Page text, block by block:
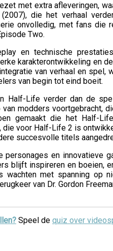
met extra afleveringen,
die het verhaal
onvolledig, met fans die
Two.
en technische
karakterontwikkeling en
van verhaal en spel,
van begin tot eind boeit.
Half-Life verder dan de
modders voortgebracht,
gemaakt die het Half-
die voor Half-Life 2 is
succesvolle titels
personages en innovatieve
blijft inspireren en boeien,
wachten met spanning op
van Dr. Gordon
Speel de quiz over